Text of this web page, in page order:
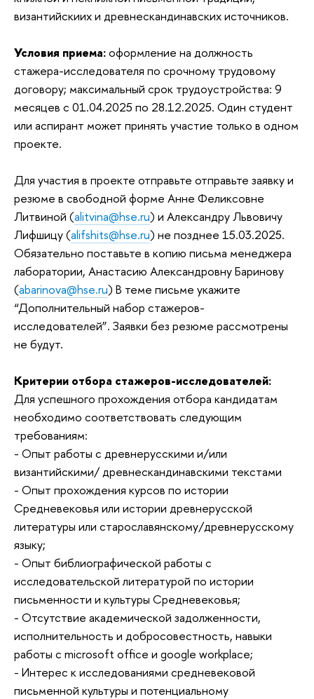
византийскиих и древнескандинавских источников.
Условия приема:оформление на должность
стажера-исследователя по срочному трудовому
договору; максимальный срок трудоустройства: 9
месяцев с 01.04.2025 по 28.12.2025. Один студент
или аспирант может принять участие только в одном
проекте.
Для участия в проекте отправьте отправьте заявку и
резюме в свободной форме Анне Феликсовне
Литвиной (alitvina@hse.ru) и Александру Львовичу
Лифшицу (alifshits@hse.ru) не позднее 15.03.2025.
Обязательно поставьте в копию письма менеджера
лаборатории, Анастасию Александровну Баринову
(abarinova@hse.ru) В теме письме укажите
“Дополнительный набор стажеров-
исследователей”. Заявки без резюме рассмотрены
не будут.
Критерии отбора стажеров-исследователей:
Для успешного прохождения отбора кандидатам
необходимо соответствовать следующим
требованиям:
- Опыт работы с древнерусскими и/или
византийскими/ древнескандинавскими текстами
- Опыт прохождения курсов по истории
Средневековья или истории древнерусской
литературы или старославянскому/древнерусскому
языку;
- Опыт библиографической работы с
исследовательской литературой по истории
письменности и культуры Средневековья;
- Отсутствие академической задолженности,
исполнительность и добросовестность, навыки
работы с microsoft office и google workplace;
- Интерес к исследованиями средневековой
письменной культуры и потенциальному